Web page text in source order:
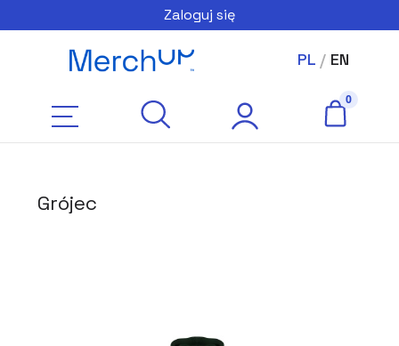
Zaloguj się
PL/ EN
Grójec